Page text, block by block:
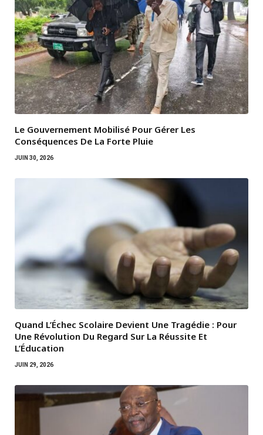
Le Gouvernement Mobilisé Pour Gérer Les
Conséquences De La Forte Pluie
JUIN 30, 2026
Quand L’Échec Scolaire Devient Une Tragédie : Pour
Une Révolution Du Regard Sur La Réussite Et
L’Éducation
JUIN 29, 2026